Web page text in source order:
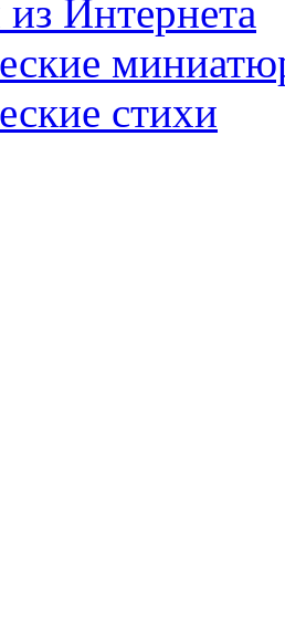
Интернета
стихи